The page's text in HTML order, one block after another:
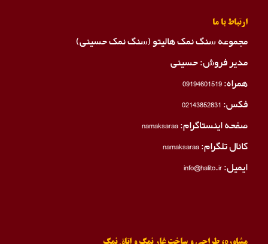
ارتباط با ما
مجموعه سنگ نمک هالیتو (سنگ نمک حسینی)
مدیر فروش: حسینی
همراه:09194601519
فکس:02143852831
صفحه اینستاگرام:namaksaraa
کانال تلگرام:namaksaraa
ایمیل: info@halito.ir
مشاوره، طراحی و ساخت غار نمک و اتاق نمک